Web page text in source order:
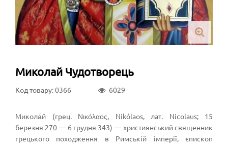
Миколай Чудотворець
Код товару: 0366 6029
Микола́й (грец. Νικόλαος, Nikólaos, лат. Nicolaus; 15
березня 270 — 6 грудня 343) — християнський священник
грецького походження в Римській імперії, єпископ